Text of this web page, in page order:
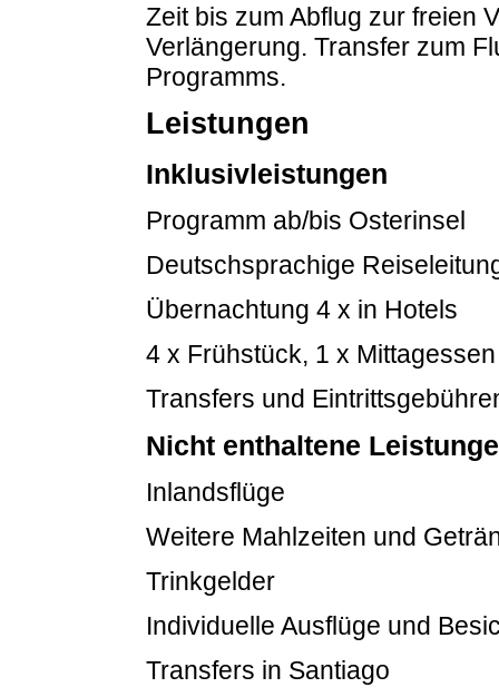
Zeit bis zum Abflug zur freien
Verlängerung. Transfer zum
Programms.
Leistungen
Inklusivleistungen
Programm ab/bis Osterinsel
Deutschsprachige
Übernachtung 4 x in Hotels
4 x Frühstück, 1 x Mittagessen
Transfers und
Nicht enthaltene
Inlandsflüge
Weitere Mahlzeiten und
Trinkgelder
Individuelle Ausflüge und
Transfers in Santiago